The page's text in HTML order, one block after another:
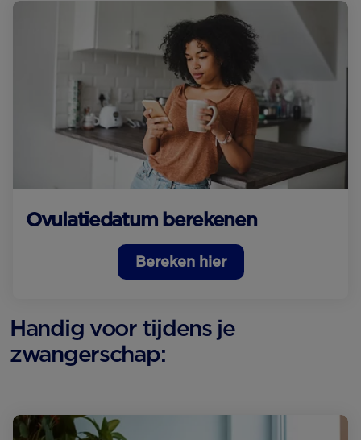
Ovulatiedatum berekenen
Bereken hier
Handig voor tijdens je
zwangerschap: